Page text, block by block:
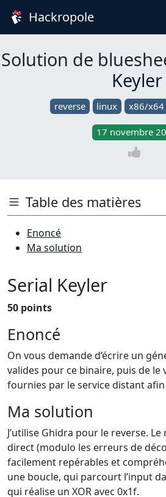
Hackropole
Solution de
Keyler
reverse linux x86/x64
17 novembre
Table des matières
Enoncé
Ma solution
Serial Keyler
50 points
Enoncé
On vous demande d’écrire un
valides pour ce binaire, puis de le
fournies par le service distant afin
Ma solution
J’utilise Ghidra pour le reverse. Le
direct (modulo les erreurs de
facilement repérables et
une boucle, qui parcourt l’input
qui réalise un XOR avec 0x1f.